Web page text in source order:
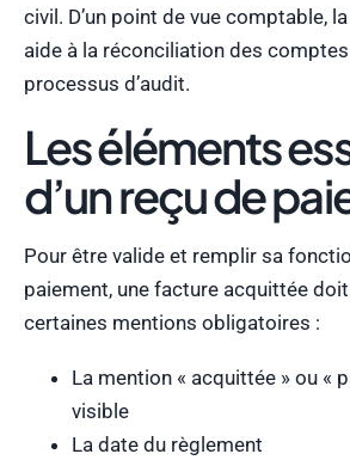
civil. D’un point de vue comptable,
aide à la réconciliation des
processus d’audit.
Les éléments
d’un reçu de
Pour être valide et remplir sa
paiement, une facture acquittée
certaines mentions obligatoires :
La mention « acquittée » ou «
visible
La date du règlement